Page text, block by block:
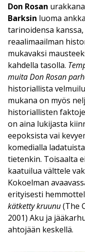
Don Rosan
Barksin luoma
tarinoidensa
reaalimaailman
mukavaksi
kahdella tasolla.
muita Don Rosan
historiallista
mukana on myös
historiallisten
on aina lukijasta
eepoksista vai
komedialla
tietenkin. Toisaalta
kaatuilua välttele
Kokoelman
erityisesti
kätketty kruunu(The
2001) Aku ja
ahtojään keskellä.